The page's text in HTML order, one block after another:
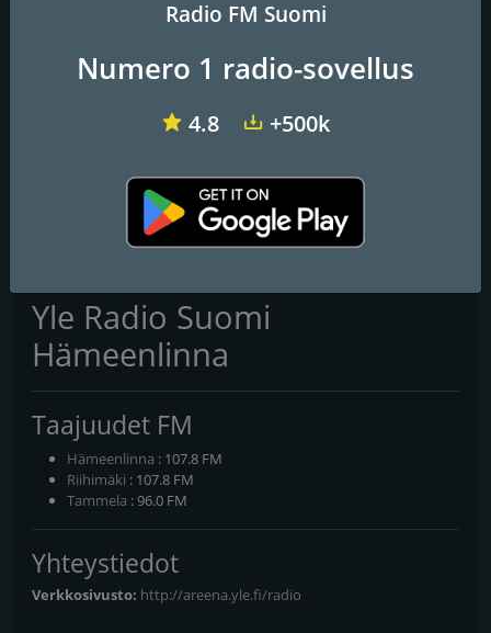
Radio Pooki
Yle Radio Suomi
Hämeenlinna
Taajuudet FM
Hämeenlinna : 107.8 FM
Riihimäki : 107.8 FM
Tammela : 96.0 FM
Yhteystiedot
Verkkosivusto: http://areena.yle.fi/radio
Radio FM Suomi
Numero 1 radio-sovellus
4.8 +500k